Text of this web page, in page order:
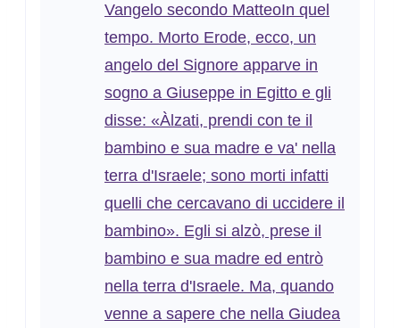
Vangelo secondo MatteoIn quel
tempo. Morto Erode, ecco, un
angelo del Signore apparve in
sogno a Giuseppe in Egitto e gli
disse: «Àlzati, prendi con te il
bambino e sua madre e va' nella
terra d'Israele; sono morti infatti
quelli che cercavano di uccidere il
bambino». Egli si alzò, prese il
bambino e sua madre ed entrò
nella terra d'Israele. Ma, quando
venne a sapere che nella Giudea